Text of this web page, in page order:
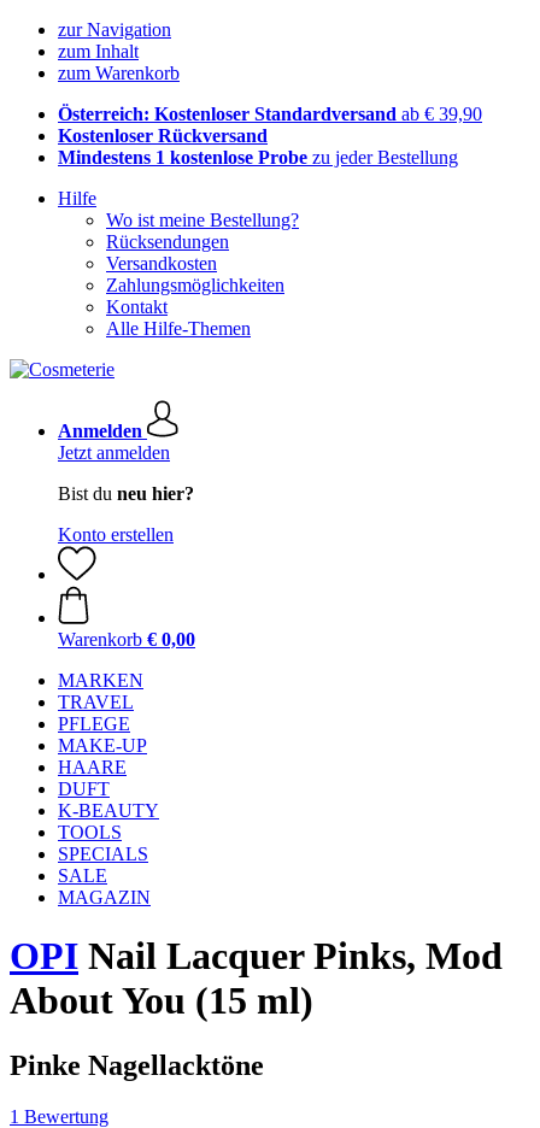
zur Navigation
zum Inhalt
zum Warenkorb
Österreich: Kostenloser Standardversand ab € 39,90
Kostenloser Rückversand
Mindestens 1 kostenlose Probe zu jeder Bestellung
Hilfe
Wo ist meine Bestellung?
Rücksendungen
Versandkosten
Zahlungsmöglichkeiten
Kontakt
Alle Hilfe-Themen
Anmelden
Jetzt anmelden
Bist du neu hier?
Konto erstellen
Warenkorb € 0,00
MARKEN
TRAVEL
PFLEGE
MAKE-UP
HAARE
DUFT
K-BEAUTY
TOOLS
SPECIALS
SALE
MAGAZIN
OPI Nail Lacquer Pinks, Mod
About You (15 ml)
Pinke Nagellacktöne
1 Bewertung